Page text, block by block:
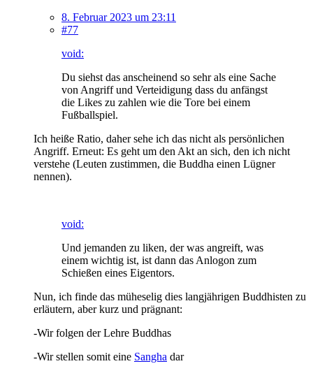
8. Februar 2023 um 23:11
#77
void:
Du siehst das anscheinend so sehr als eine Sache
von Angriff und Verteidigung dass du anfängst
die Likes zu zahlen wie die Tore bei einem
Fußballspiel.
Ich heiße Ratio, daher sehe ich das nicht als persönlichen
Angriff. Erneut: Es geht um den Akt an sich, den ich nicht
verstehe (Leuten zustimmen, die Buddha einen Lügner
nennen).
void:
Und jemanden zu liken, der was angreift, was
einem wichtig ist, ist dann das Anlogon zum
Schießen eines Eigentors.
Nun, ich finde das müheselig dies langjährigen Buddhisten zu
erläutern, aber kurz und prägnant:
-Wir folgen der Lehre Buddhas
-Wir stellen somit eine Sangha dar